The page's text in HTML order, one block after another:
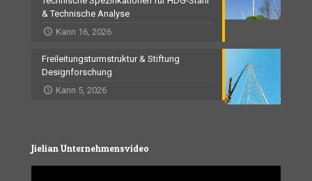
& Technische Analyse
Kann 16, 2026
Freileitungsturmstruktur & Stiftung
Designforschung
Kann 5, 2026
Jielian Unternehmensvideo